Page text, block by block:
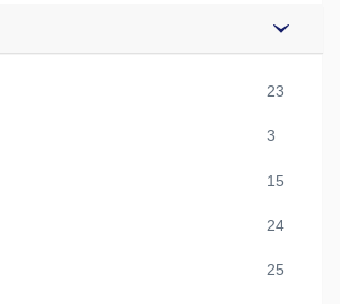
23
3
15
24
25